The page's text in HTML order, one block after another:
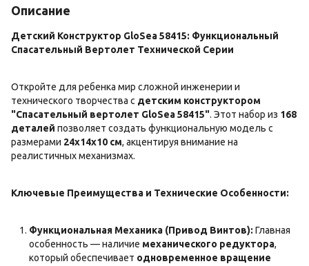
Описание
Детский Конструктор GloSea 58415: Функциональный
Спасательный Вертолет Технической Серии
Откройте для ребенка мир сложной инженерии и
технического творчества с детским конструктором
"Спасательный вертолет GloSea 58415". Этот набор из 168
деталей позволяет создать функциональную модель с
размерами 24х14х10 см, акцентируя внимание на
реалистичных механизмах.
Ключевые Преимущества и Технические Особенности:
Функциональная Механика (Привод Винтов): Главная
особенность — наличие механического редуктора,
который обеспечивает одновременное вращение